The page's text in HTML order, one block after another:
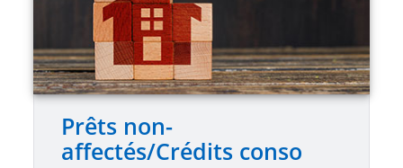
Prêts non-
affectés/Crédits conso